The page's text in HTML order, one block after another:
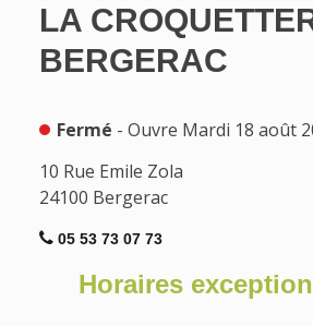
LA
BERGERAC
Fermé - Ouvre Mardi 18 août
10 Rue Emile Zola
24100 Bergerac
05 53 73 07 73
Horaires